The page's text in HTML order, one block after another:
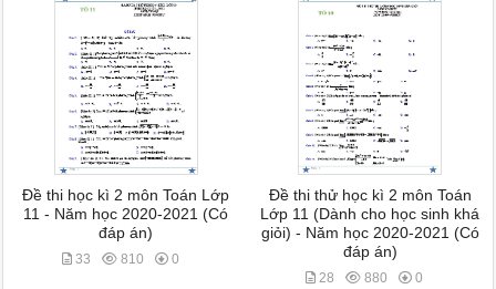
Đề thi học kì 2 môn Toán Lớp
11 - Năm học 2020-2021 (Có
đáp án)
33 810 0
Đề thi thử học kì 2 môn Toán
Lớp 11 (Dành cho học sinh khá
giỏi) - Năm học 2020-2021 (Có
đáp án)
28 880 0